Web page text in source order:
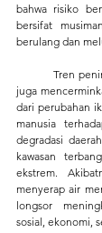
bahwa risiko
bersifat
berulang dan
juga
dari perubahan
manusia
degradasi
kawasan
ekstrem.
menyerap air
longsor
sosial, ekonomi,